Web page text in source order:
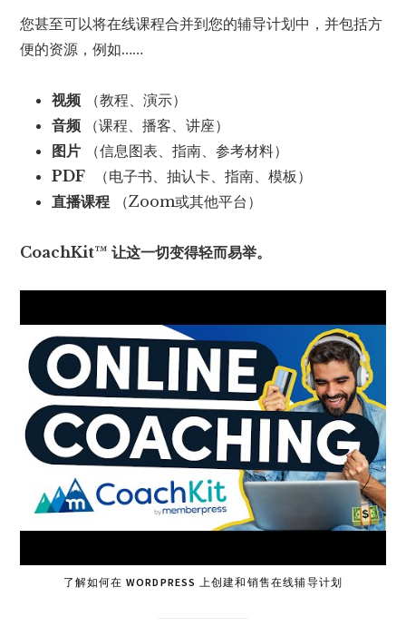
您甚至可以将在线课程合并到您的辅导计划中，并包括方
便的资源，例如……
视频 （教程、演示）
音频
（课程、播客、讲座）
图片 （信息图表、指南、参考材料）
PDF （电子书、抽认卡、指南、模板）
直播课程 （Zoom或其他平台）
CoachKit™ 让这一切变得轻而易举。
了解如何在 WORDPRESS 上创建和销售在线辅导计划